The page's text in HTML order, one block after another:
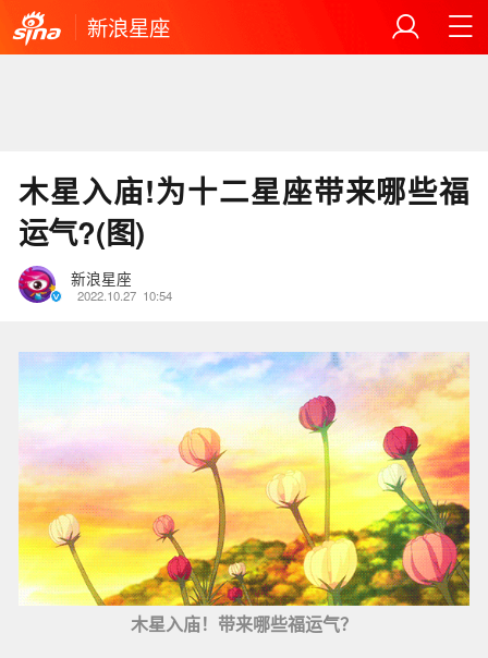
新浪星座
木星入庙!为十二星座带来哪些福
运气?(图)
新浪星座
2022.10.27 10:54
木星入庙！带来哪些福运气？